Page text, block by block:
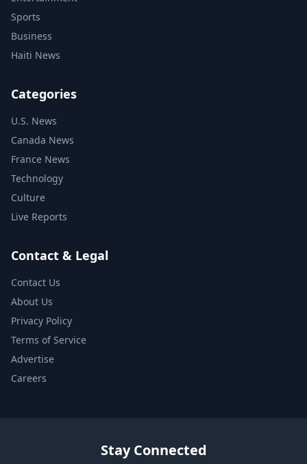
Sports
Business
Haiti News
Categories
U.S. News
Canada News
France News
Technology
Culture
Live Reports
Contact & Legal
Contact Us
About Us
Privacy Policy
Terms of Service
Advertise
Careers
Stay Connected